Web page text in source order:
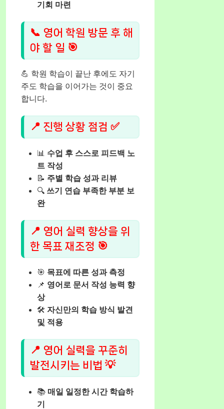
기회 마련
📞 영어 학원 방문 후 해
야 할 일 🎯
💪 학원 학습이 끝난 후에도 자기
주도 학습을 이어가는 것이 중요
합니다.
📍 진행 상황 점검 ✅
📊 수업 후 스스로 피드백 노
트 작성
📝 주별 학습 성과 리뷰
🔍 쓰기 연습 부족한 부분 보
완
📍 영어 실력 향상을 위
한 목표 재조정 🎯
🎯 목표에 따른 성과 측정
📌 영어로 문서 작성 능력 향
상
🛠️ 자신만의 학습 방식 발견
및 적용
📍 영어 실력을 꾸준히
발전시키는 비법 💡
📚 매일 일정한 시간 학습하
기